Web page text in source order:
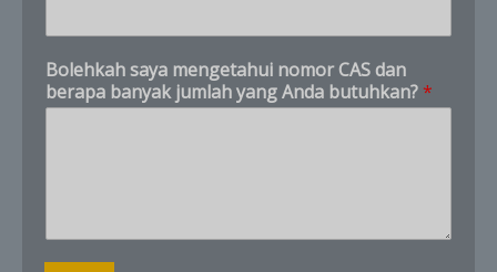
o
e
h
Bolehkah saya mengetahui nomor CAS dan
berapa banyak jumlah yang Anda butuhkan? *